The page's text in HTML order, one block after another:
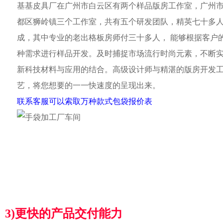
基基皮具厂在广州市白云区有两个样品版房工作室，广州
都区狮岭镇三个工作室，共有五个研发团队，精英七十多
成，其中专业的老出格板房师付三十多人， 能够根据客户
种需求进行样品开发。及时捕捉市场流行时尚元素，不断
新科技材料与应用的结合。高级设计师与精湛的版房开发
艺，将您想要的一一快速度的呈现出来。
联系客服可以索取万种款式包袋报价表
3)更快的产品交付能力